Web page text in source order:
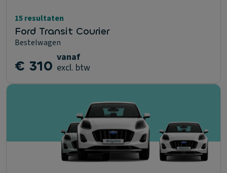
15 resultaten
Ford Transit Courier
Bestelwagen
€ 310 vanaf
excl. btw